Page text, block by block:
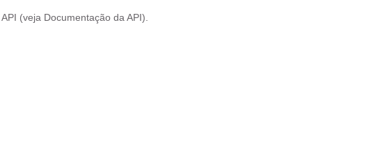
API (veja Documentação da API ).